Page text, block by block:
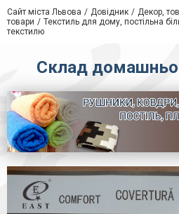
Сайт міста Львова Довідник
Декор,
товари
Текстиль для дому, постільна
текстилю
Склад